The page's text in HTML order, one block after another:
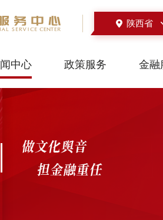
陕西省
中心 政策服务 金融